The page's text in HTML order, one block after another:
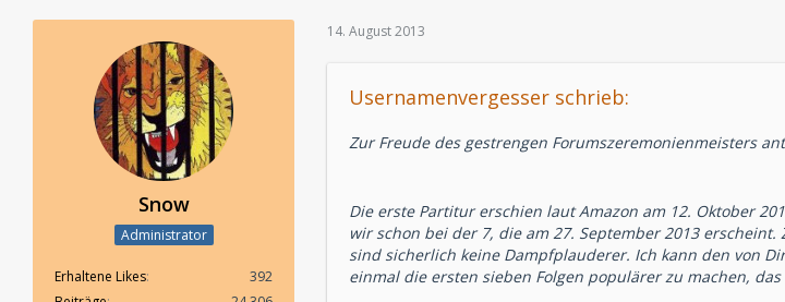
Snow
Administrator
Erhaltene Likes
392
14. August 2013
Usernamenvergesser schrieb:
Zur Freude des gestrengen Forumszeremonienmeisters
Die erste Partitur erschien laut Amazon am 12. Oktober
wir schon bei der 7, die am 27. September 2013
sind sicherlich keine Dampfplauderer. Ich kann den von
einmal die ersten sieben Folgen populärer zu machen,